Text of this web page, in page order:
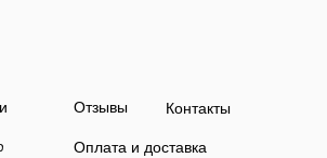
Контакты
Отзывы
Оплата и доставка